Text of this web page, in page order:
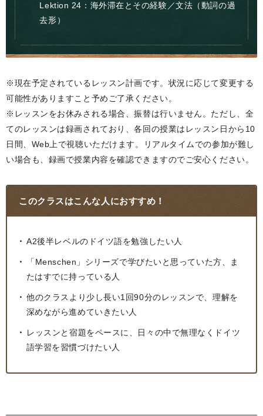
Lektion 24：海外滞在とその経験／文法（動詞の過
去形）
※現在予定されているレッスン計画です。状況に応じて変更する
可能性がありますこと予めご了承ください。
※レッスンをお休みされる場合、振替は行いません。ただし、全
てのレッスンは録画されており、各回の授業はレッスン日から10
日間、Web上で視聴いただけます。リアルタイムでの参加が難し
い場合も、録画で授業内容を確認できますのでご安心ください。
このクラスはこんな人におすすめ！
A2後半レベルのドイツ語を勉強したい人
「Menschen」シリーズで学びたいと思っていた方、ま
たはすでに持っている人
他のクラスより少し長い1回90分のレッスンで、理解を
深めながら進めていきたい人
レッスンと宿題をペースに、日々の中で無理なくドイツ
語学習を習慣づけたい人